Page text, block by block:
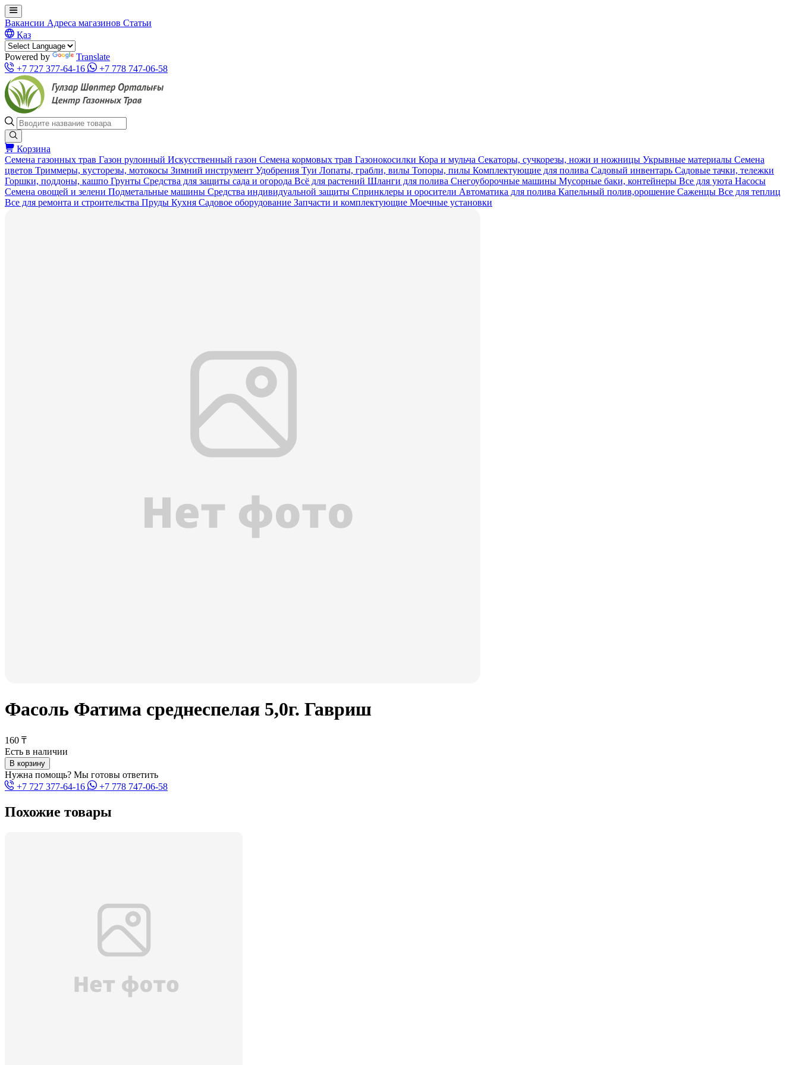
Вакансии Адреса магазинов Статьи
Қаз
Powered by
Translate
+7 727 377-64-16
+7 778 747-06-58
Корзина
Семена газонных трав Газон рулонный Искусственный газон Семена кормовых трав Газонокосилки Кора и мульча Секаторы, сучкорезы, ножи и ножницы Укрывные материалы Семена
цветов Триммеры, кусторезы, мотокосы Зимний инструмент Удобрения Туи Лопаты, грабли, вилы Топоры, пилы Комплектующие для полива Садовый инвентарь Садовые тачки, тележки
Горшки, поддоны, кашпо Грунты Средства для защиты сада и огорода Всё для растений Шланги для полива Снегоуборочные машины Мусорные баки, контейнеры Все для уюта Насосы
Семена овощей и зелени Подметальные машины Средства индивидуальной защиты Спринклеры и оросители Автоматика для полива Капельный полив,орошение Саженцы Все для теплиц
Все для ремонта и строительства Пруды Кухня Садовое оборудование Запчасти и комплектующие Моечные установки
Фасоль Фатима среднеспелая 5,0г. Гавриш
160 ₸
Есть в наличии
В корзину
Нужна помощь? Мы готовы ответить
+7 727 377-64-16
+7 778 747-06-58
Похожие товары